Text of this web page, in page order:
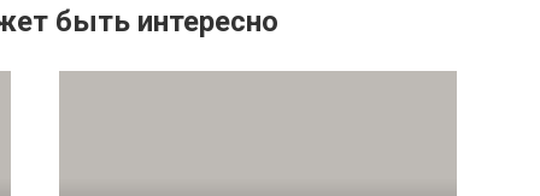
быть интересно